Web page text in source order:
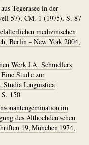
Tegernsee in der
57), CM. 1 (1975), S. 87
medizinischen
Berlin – New York 2004,
Werk J.A. Schmellers
Eine Studie zur
Studia Linguistica
150
im
des Althochdeutschen.
19, München 1974,